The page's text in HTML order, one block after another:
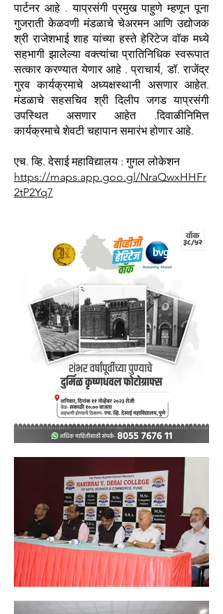
पार्टनर आहे . याप्रसंगी प्रमुख पाहुणे म्हणून पूना
गुजराती केळवणी मंडळाचे चेअरमन आणि उद्योजक
श्री राजेशभाई शाह यांच्या हस्ते हेरिटेज वॉक मध्ये
सहभागी झालेल्या वक्त्यांचा प्रातिनिधिक स्वरूपात
सत्कार करण्यात येणार आहे . प्राचार्य, डॉ. राजेंद्र
गुरव कार्यक्रमाचे अध्यक्षस्थानी असणार आहेत.
मंडळाचे सहसचिव श्री दिलीप जगड याप्रसंगी
उपस्थित असणार आहेत .दिवाळीनिमित्त
कार्यक्रमाचे शेवटी चहापान समारंभ होणार आहे.
एच. व्हि. देसाई महाविद्यालय : गुगल लोकेशन
https://maps.app.goo.gl/NraQwxHHFr
2tP2Yq7